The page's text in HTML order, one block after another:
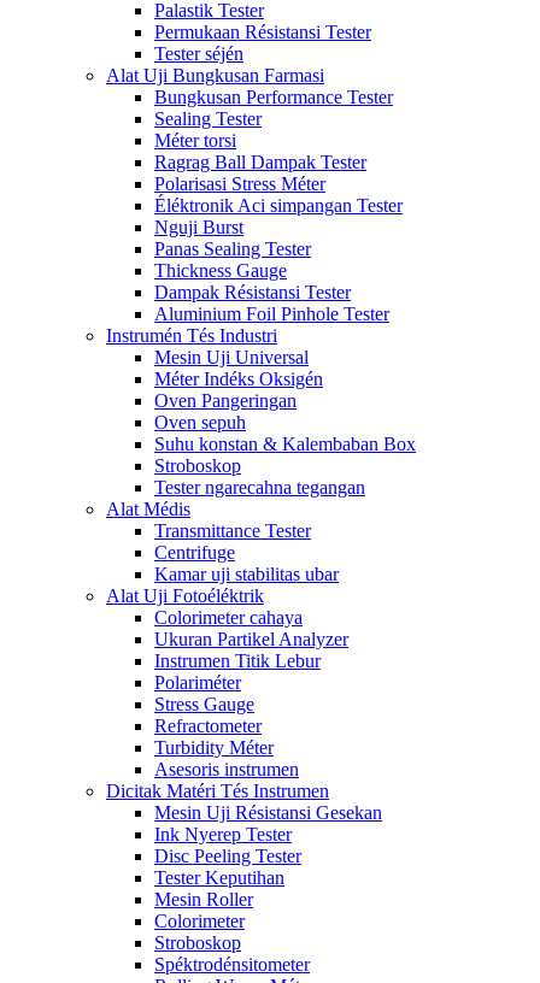
Palastik Tester
Permukaan Résistansi Tester
Tester séjén
Alat Uji Bungkusan Farmasi
Bungkusan Performance Tester
Sealing Tester
Méter torsi
Ragrag Ball Dampak Tester
Polarisasi Stress Méter
Éléktronik Aci simpangan Tester
Nguji Burst
Panas Sealing Tester
Thickness Gauge
Dampak Résistansi Tester
Aluminium Foil Pinhole Tester
Instrumén Tés Industri
Mesin Uji Universal
Méter Indéks Oksigén
Oven Pangeringan
Oven sepuh
Suhu konstan & Kalembaban Box
Stroboskop
Tester ngarecahna tegangan
Alat Médis
Transmittance Tester
Centrifuge
Kamar uji stabilitas ubar
Alat Uji Fotoéléktrik
Colorimeter cahaya
Ukuran Partikel Analyzer
Instrumen Titik Lebur
Polariméter
Stress Gauge
Refractometer
Turbidity Méter
Asesoris instrumen
Dicitak Matéri Tés Instrumen
Mesin Uji Résistansi Gesekan
Ink Nyerep Tester
Disc Peeling Tester
Tester Keputihan
Mesin Roller
Colorimeter
Stroboskop
Spéktrodénsitometer